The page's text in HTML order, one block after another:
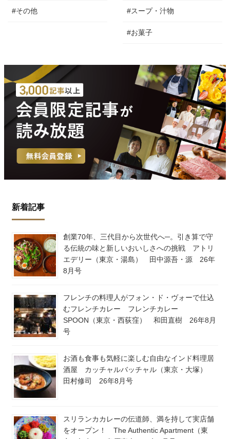
#その他 #スープ・汁物
#お菓子
新着記事
創業70年、三代目から次世代へ─。引き算で守
る伝統の味と新しいおいしさへの挑戦 アトリ
エデリー（東京・湯島） 田中源吾・源 26年
8月号
フレンチの料理人がフォン・ド・ヴォーで仕込
むフレンチカレー フレンチカレー
SPOON（東京・西荻窪） 和田直樹 26年8月
号
お酒も食事も気軽に楽しむ自由なインド料理居
酒屋 カッチャルバッチャル（東京・大塚）
田村修司 26年8月号
スリランカカレーの伝道師、満を持して実店舗
をオープン！ The Authentic Apartment（東